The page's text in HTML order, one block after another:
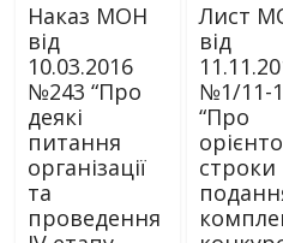
Наказ МОН
від
10.03.2016
№243 “Про
деякі
питання
організації
та
проведення
Лист
від
№1/11-
“Про
строки